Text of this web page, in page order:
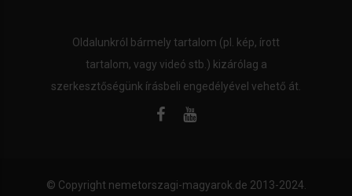
Oldalunkról bármely tartalom (pl. kép, írott
tartalom, vagy videó stb.) kizárólag a
szerkesztőségünk írásbeli engedélyével vehető át.
© Copyright nemetorszagi-magyarok.de 2013-2024.